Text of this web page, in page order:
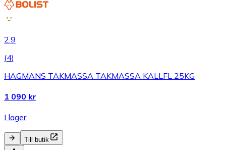
2.9
(4)
HAGMANS TAKMASSA TAKMASSA KALLFL 25KG
1 090 kr
I lager
Till butik